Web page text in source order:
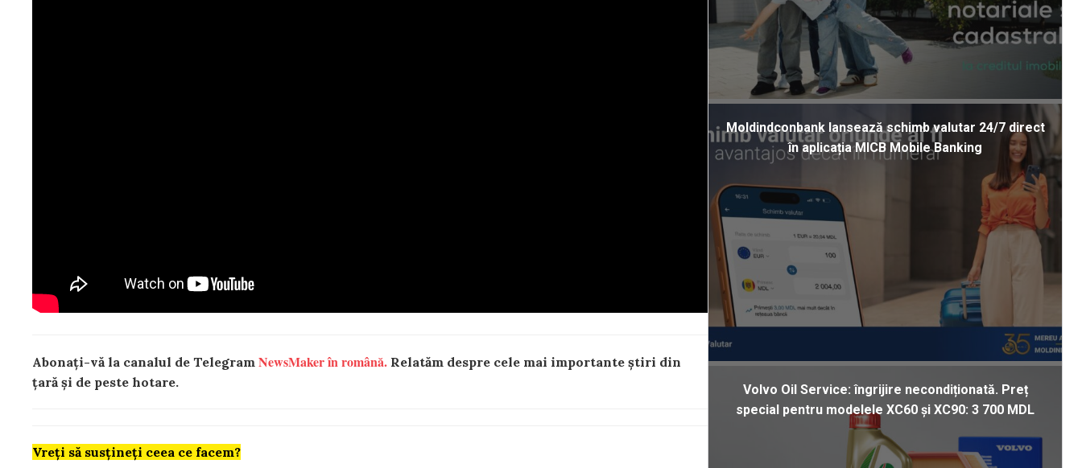
Abonați-vă la canalul de Telegram NewsMaker în română. Relatăm despre cele mai importante știri din
țară și de peste hotare.
Vreți să susțineți ceea ce facem?
Moldindconbank lansează schimb valutar 24/7 direct
în aplicația MICB Mobile Banking
Volvo Oil Service: îngrijire necondiționată. Preț
special pentru modelele XC60 și XC90: 3 700 MDL